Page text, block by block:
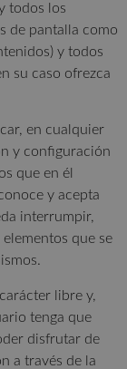
todos los
de pantalla como
y todos
su caso ofrezca
en cualquier
y configuración
que en él
y acepta
interrumpir,
que se
libre y,
tenga que
disfrutar de
a través de la